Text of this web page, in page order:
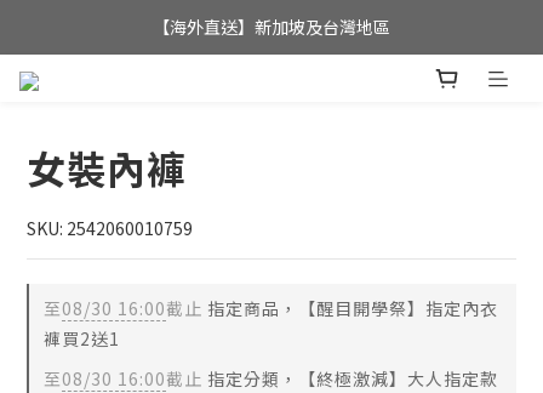
全店滿$350，即可享港澳地區免運費;
【海外直送】新加坡及台灣地區
女裝內褲
SKU: 2542060010759
至08/30 16:00截止 指定商品，【醒目開學祭】指定內衣
褲買2送1
至08/30 16:00截止 指定分類，【終極激減】大人指定款